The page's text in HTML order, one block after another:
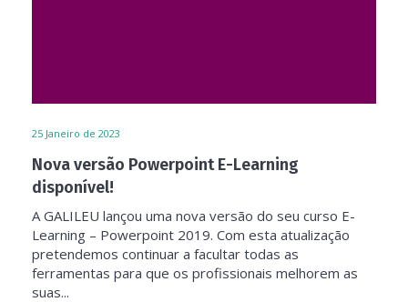
25 Janeiro de 2023
Nova versão Powerpoint E-Learning
disponível!
A GALILEU lançou uma nova versão do seu curso E-
Learning – Powerpoint 2019. Com esta atualização
pretendemos continuar a facultar todas as
ferramentas para que os profissionais melhorem as
suas...